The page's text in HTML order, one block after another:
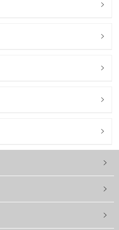







